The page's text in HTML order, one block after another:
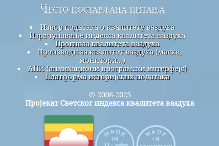
Често постављана питања
Извор података о квалитету ваздуха
Израчунавање индекса квалитета ваздуха
Прогноза квалитета ваздуха
Производи за квалитет ваздуха (маске,
монитори...)
АПИ (апликациони програмски интерфејс)
Платформа историјских података
© 2008-2025
Пројекат Светског индекса квалитета ваздуха